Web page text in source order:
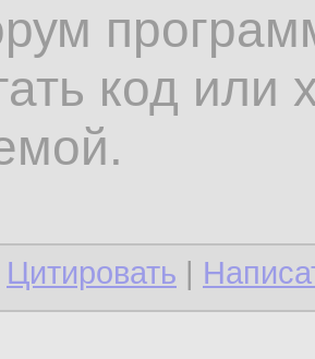
код или
Цитировать |